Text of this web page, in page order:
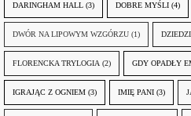
DARINGHAM HALL (3) DOBRE MYŚLI (4)
DWÓR NA LIPOWYM WZGÓRZU (1)
FLORENCKA TRYLOGIA (2) GDY OPADŁY
IGRAJĄC Z OGNIEM (3) IMIĘ PANI (3)